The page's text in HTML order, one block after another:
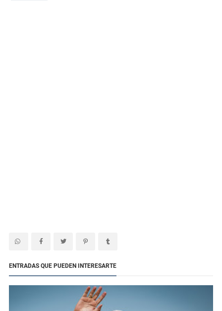
ENTRADAS QUE PUEDEN INTERESARTE